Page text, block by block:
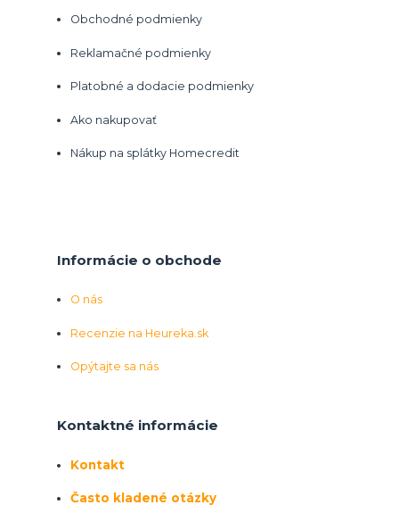
Obchodné podmienky
Reklamačné podmienky
Platobné a dodacie podmienky
Ako nakupovať
Nákup na splátky Homecredit
Informácie o obchode
O nás
Recenzie na Heureka.sk
Opýtajte sa nás
Kontaktné informácie
Kontakt
Často kladené otázky